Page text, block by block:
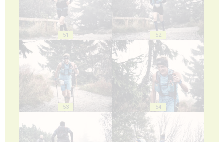
51 52
53 54